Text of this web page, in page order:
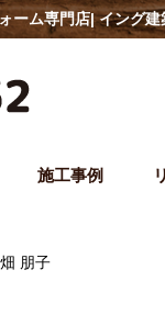
ーム専門店| イング建
施工事例
朋子